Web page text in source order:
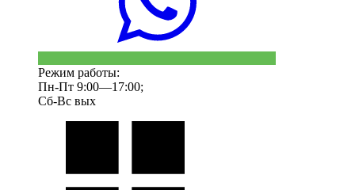
Режим работы:
Пн-Пт 9:00—17:00;
Сб-Вс вых